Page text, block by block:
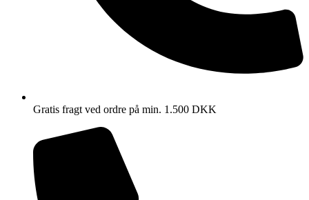
Gratis fragt ved ordre på min. 1.500 DKK